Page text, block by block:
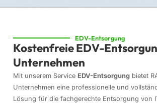
EDV-Entsorgung
Kostenfreie EDV-
Unternehmen
Mit unserem Service EDV-Entsorgungbietet
Unternehmen eine professionelle und
Lösung für die fachgerechte Entsorgung von